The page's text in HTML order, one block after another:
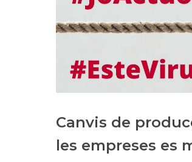
Canvis de
les empreses es